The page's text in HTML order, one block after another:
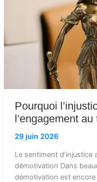
Pourquoi
l’engagement au
29 juin 2026
Le sentiment d’injustice
démotivation Dans
démotivation est